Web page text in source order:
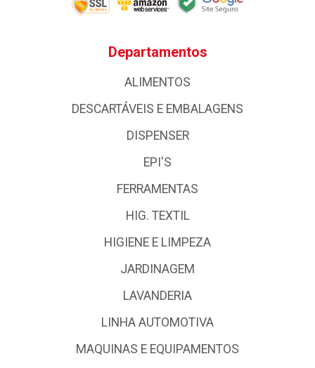
Departamentos
ALIMENTOS
DESCARTÁVEIS E EMBALAGENS
DISPENSER
EPI'S
FERRAMENTAS
HIG. TEXTIL
HIGIENE E LIMPEZA
JARDINAGEM
LAVANDERIA
LINHA AUTOMOTIVA
MAQUINAS E EQUIPAMENTOS